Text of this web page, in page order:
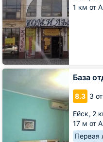
1 км от
База
8.3 3
Ейск, 2
17 м от
Первая
База
Водник